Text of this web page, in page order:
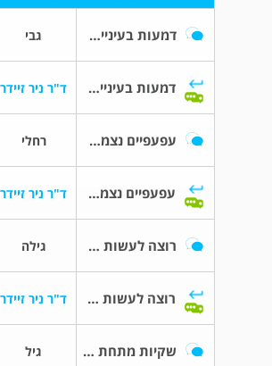
דמעות בעיניים והתלבטות מה לבחור גבי
דמעות בעיניים והתלבטות מה לבחור ד"ר ניר זיידר
עפעפיים נצמדות רחלי
עפעפיים נצמדות ד"ר ניר זיידר
רוצה לעשות הרמת גבות גילה
רוצה לעשות הרמת גבות ד"ר ניר זיידר
שקיות מתחת לעיניים גיל